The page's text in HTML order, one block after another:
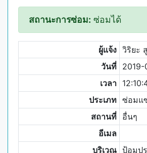
สถานะการซ่อม: ซ่อมได้
ผู้แจ้ง วิริยะ
วันที่ 2019-
เวลา
ประเภท ซ่อมแ
สถานที่ อื่นๆ
อีเมล
บริเวณ ป้อมป